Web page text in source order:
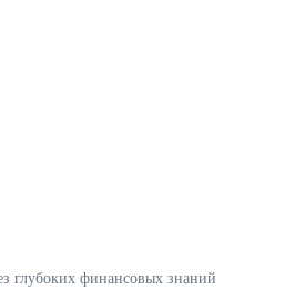
глубоких финансовых знаний